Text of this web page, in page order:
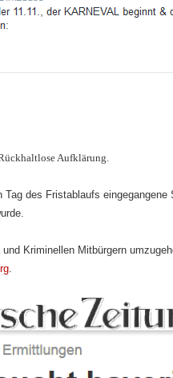
Aufklärung.
des Fristablaufs eingegangene
Kriminellen Mitbürgern
.